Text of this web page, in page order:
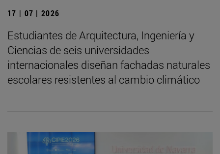
17 | 07 | 2026
Estudiantes de Arquitectura, Ingeniería y
Ciencias de seis universidades
internacionales diseñan fachadas naturales
escolares resistentes al cambio climático